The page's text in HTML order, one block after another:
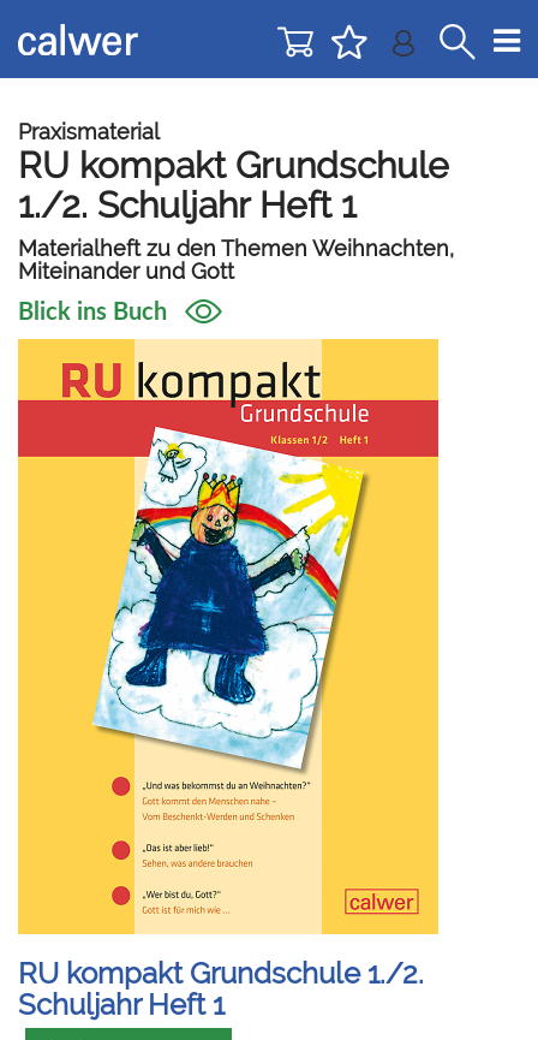
zur
Navigation
zum
Inhalt
Praxismaterial
RU kompakt Grundschule
1./2. Schuljahr Heft 1
Materialheft zu den Themen Weihnachten,
Miteinander und Gott
Blick ins Buch
RU kompakt Grundschule 1./2.
Schuljahr Heft 1